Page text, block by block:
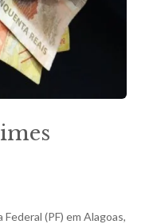
(PF) em Alagoas,